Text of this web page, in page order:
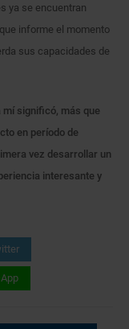
ya se encuentran
informe el momento
sus capacidades de
mí significó, más que
en período de
vez desarrollar un
interesante y